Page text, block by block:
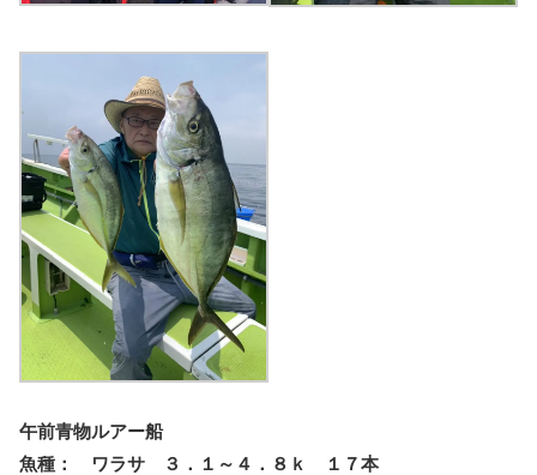
午前青物ルアー船
魚種： ワラサ ３．１～４．８ｋ １７本